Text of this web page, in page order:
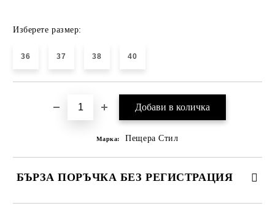
Изберете размер:
36 37 38 40
Марка: Пещера Стил
БЪРЗА ПОРЪЧКА БЕЗ РЕГИСТРАЦИЯ